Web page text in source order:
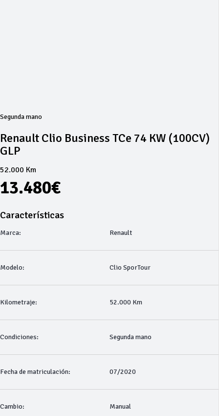
Segunda mano
Renault Clio Business TCe 74 KW (100CV)
GLP
52.000 Km
13.480€
Características
Marca: Renault
Modelo: Clio SporTour
Kilometraje: 52.000 Km
Condiciones: Segunda mano
Fecha de matriculación: 07/2020
Cambio: Manual